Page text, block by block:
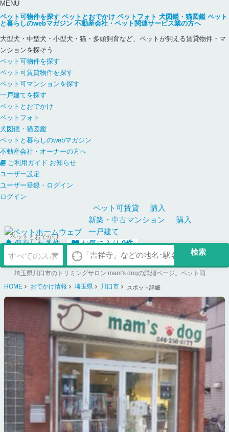
MENU
ペット可物件を探す ペットとおでかけ ペットフォト 犬図鑑・猫図鑑 ペット
と暮らしのwebマガジン 不動産会社・ペット関連サービス業の方へ
大型犬・中型犬・小型犬・猫・多頭飼育など、ペットが飼える賃貸物件・マ
ンションを探そう
ペット可物件を探す
ペット可賃貸物件を探す
ペット可マンションを探す
一戸建てを探す
ペットとおでかけ
ペットフォト
犬図鑑・猫図鑑
ペットと暮らしのwebマガジン
不動産会社・オーナーの方へ
ご利用ガイド お知らせ
ユーザー設定
ユーザー登録・ログイン
ログイン
ペット可賃貸
購入
新築・中古マンション
購入
一戸建て
保存した条件
お気に入り0件
ペットとおでかけ
埼玉県川口市のトリミングサロン mam's dogの詳細ページ。ペット同伴可のお店探しならペットホームウェブ。ペット可賃貸のお部屋探し、ペット可マンション購入のご検討時にもご利用ください。
HOME
おでかけ情報 埼玉県 川口市 スポット詳細